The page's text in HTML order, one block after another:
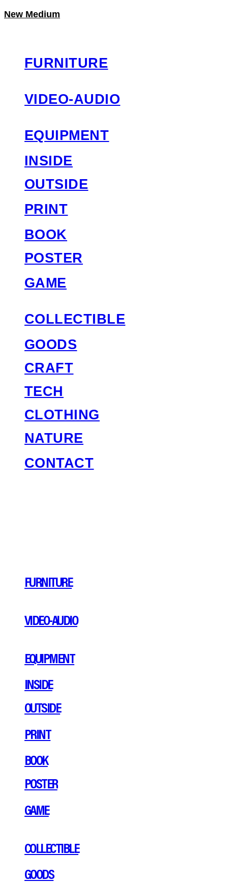
New Medium
FURNITURE
VIDEO-AUDIO
EQUIPMENT
INSIDE
OUTSIDE
PRINT
BOOK
POSTER
GAME
COLLECTIBLE
GOODS
CRAFT
TECH
CLOTHING
NATURE
CONTACT
FURNITURE
VIDEO-AUDIO
EQUIPMENT
INSIDE
OUTSIDE
PRINT
BOOK
POSTER
GAME
COLLECTIBLE
GOODS